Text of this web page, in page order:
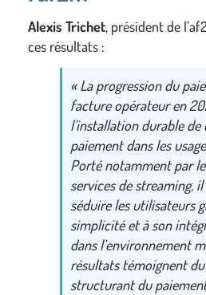
Alexis Trichet, président de
ces résultats :
« La progression du
facture opérateur en
l’installation durable de
paiement dans les
Porté notamment par
services de streaming,
séduire les utilisateurs
simplicité et à son
dans l’environnement
résultats témoignent
structurant du